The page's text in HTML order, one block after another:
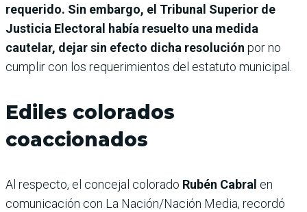
requerido. Sin embargo, el Tribunal Superior de
Justicia Electoral había resuelto una medida
cautelar, dejar sin efecto dicha resolución por no
cumplir con los requerimientos del estatuto municipal.
Ediles colorados
coaccionados
Al respecto, el concejal colorado Rubén Cabral en
comunicación con La Nación/Nación Media, recordó